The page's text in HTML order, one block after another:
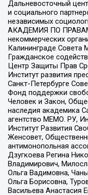
Дальневосточный
и социального
независимых
АКАДЕМИЯ ПО ПРАВАМ
некоммерческих
Калининграде Совета
Гражданское
Центр Защиты Прав
Институт развития
Санкт-Петербурге
Фонд поддержки
Человек и Закон,
наследия академика
агентство МЕМО. РУ,
Институт Развития
Женсовет,
антимонопольная
Дзугкоева Регина
Владимирович,
Ольга Вадимовна,
Ольга Борисовна,
Васильева Анастасия